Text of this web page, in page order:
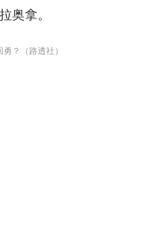
奥拿。
？（路透社）